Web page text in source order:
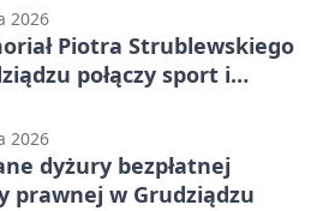
2026
Piotra Strublewskiego
połączy sport i
2026
dyżury bezpłatnej
prawnej w Grudziądzu